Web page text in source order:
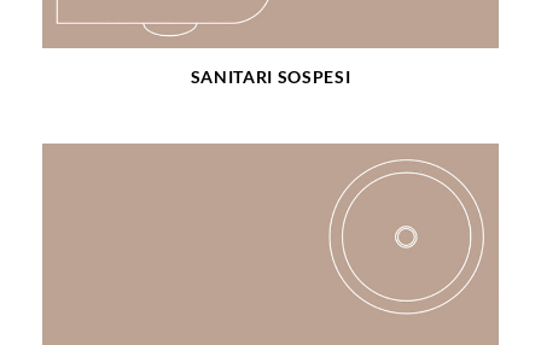
SANITARI SOSPESI